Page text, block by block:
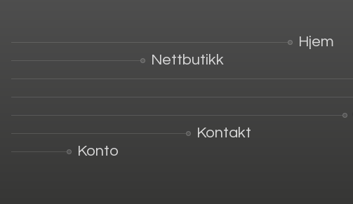
Hjem
Nettbutikk
Kontakt
Konto